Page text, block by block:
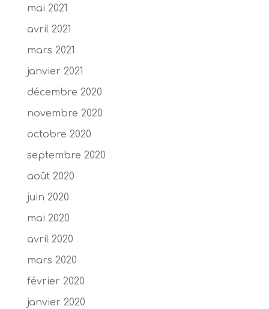
mai 2021
avril 2021
mars 2021
janvier 2021
décembre 2020
novembre 2020
octobre 2020
septembre 2020
août 2020
juin 2020
mai 2020
avril 2020
mars 2020
février 2020
janvier 2020